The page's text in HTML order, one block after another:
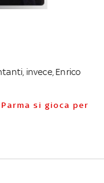
invece, Enrico